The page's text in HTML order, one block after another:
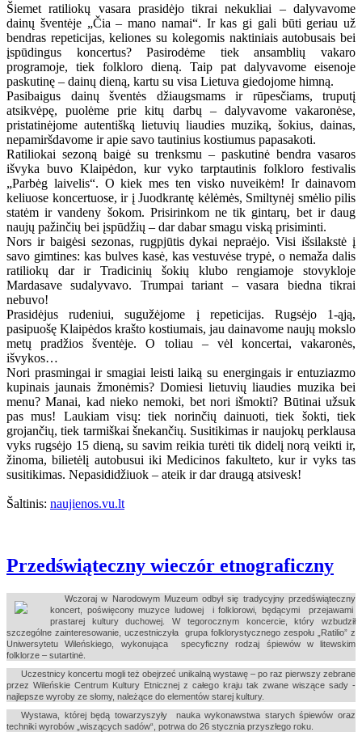
Šiemet ratiliokų vasara prasidėjo tikrai nekukliai – dalyvavome
dainų šventėje „Čia – mano namai“. Ir kas gi gali būti geriau už
bendras repeticijas, keliones su kolegomis naktiniais autobusais bei
įspūdingus koncertus? Pasirodėme tiek ansamblių vakaro
programoje, tiek folkloro dieną. Taip pat dalyvavome eisenoje
paskutinę – dainų dieną, kartu su visa Lietuva giedojome himną.
Pasibaigus dainų šventės džiaugsmams ir rūpesčiams, truputį
atsikvėpę, puolėme prie kitų darbų – dalyvavome vakaronėse,
pristatinėjome autentišką lietuvių liaudies muziką, šokius, dainas,
nepamiršdavome ir apie savo tautinius kostiumus papasakoti.
Ratiliokai sezoną baigė su trenksmu – paskutinė bendra vasaros
išvyka buvo Klaipėdon, kur vyko tarptautinis folkloro festivalis
„Parbėg laivelis“. O kiek mes ten visko nuveikėm! Ir dainavom
keliuose koncertuose, ir į Juodkrantę kėlėmės, Smiltynėj smėlio pilis
statėm ir vandeny šokom. Prisirinkom ne tik gintarų, bet ir daug
naujų pažinčių bei įspūdžių – dar dabar smagu viską prisiminti.
Nors ir baigėsi sezonas, rugpjūtis dykai nepraėjo. Visi išsilakstė į
savo gimtines: kas bulves kasė, kas vestuvėse trypė, o nemaža dalis
ratiliokų dar ir Tradicinių šokių klubo rengiamoje stovykloje
Mardasave sudalyvavo. Trumpai tariant – vasara biedna tikrai
nebuvo!
Prasidėjus rudeniui, sugužėjome į repeticijas. Rugsėjo 1-ąją,
pasipuošę Klaipėdos krašto kostiumais, jau dainavome naujų mokslo
metų pradžios šventėje. O toliau – vėl koncertai, vakaronės,
išvykos…
Nori prasmingai ir smagiai leisti laiką su energingais ir entuziazmo
kupinais jaunais žmonėmis? Domiesi lietuvių liaudies muzika bei
menu? Manai, kad nieko nemoki, bet nori išmokti? Būtinai užsuk
pas mus! Laukiam visų: tiek norinčių dainuoti, tiek šokti, tiek
grojančių, tiek tarmiškai šnekančių. Susitikimas ir naujokų perklausa
vyks rugsėjo 15 dieną, su savim reikia turėti tik didelį norą veikti ir,
žinoma, bilietėlį autobusui iki Medicinos fakulteto, kur ir vyks tas
susitikimas. Nepasididžiuok – ateik ir dar draugą atsivesk!
Šaltinis: naujienos.vu.lt
Przedświąteczny wieczór etnograficzny
Wczoraj w Narodowym Muzeum odbył się tradycyjny przedświąteczny
koncert, poświęcony muzyce ludowej i folklorowi, będącymi przejawami
prastarej kultury duchowej. W tegorocznym koncercie, który wzbudził
szczególne zainteresowanie, uczestniczyła grupa folklorystycznego zespołu „Ratilio” z
Uniwersytetu Wileńskiego, wykonująca specyficzny rodzaj śpiewów w litewskim
folklorze – sutartinė.
Uczestnicy koncertu mogli też obejrzeć unikalną wystawę – po raz pierwszy zebrane
przez Wileńskie Centrum Kultury Etnicznej z całego kraju tak zwane wiszące sady -
najlepsze wyroby ze słomy, należące do elementów starej kultury.
Wystawa, której będą towarzyszyły nauka wykonawstwa starych śpiewów oraz
techniki wyrobów „wiszących sadów“, potrwa do 26 stycznia przyszłego roku.